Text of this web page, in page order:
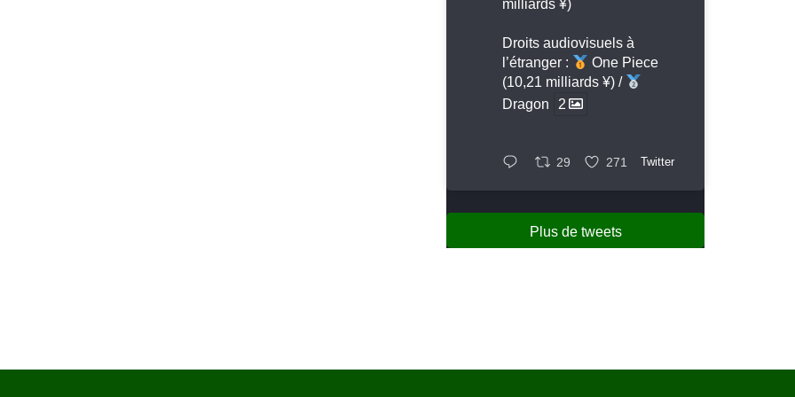
milliards ¥)
Droits audiovisuels à
l’étranger :
One Piece
(10,21 milliards ¥) /
Dragon
2
29 271 Twitter
Plus de tweets